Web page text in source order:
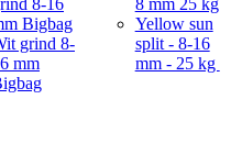
8-16
Bigbag
grind 8-
mm
8 mm 25 kg
Yellow sun
split - 8-16
mm - 25 kg